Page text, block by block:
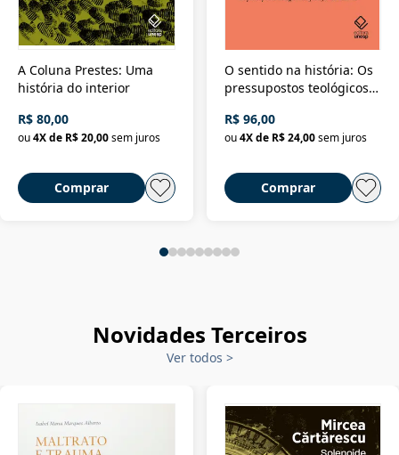
A Coluna Prestes: Uma
história do interior
R$ 80,00
ou4X de R$ 20,00sem juros
Comprar
O sentido na história: Os
pressupostos teológicos
R$ 96,00
ou 4X de R$ 24,00 sem juros
Comprar
Novidades Terceiros
Ver todos >